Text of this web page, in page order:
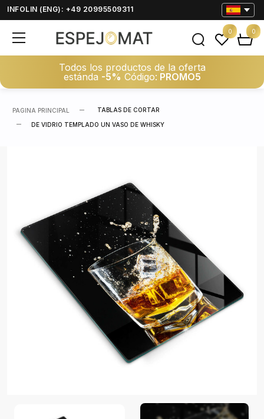
INFOLIN (ENG): +49 20995509311
Todos los productos de la oferta
estánda -5% Código: PROMO5
0 0
PAGINA PRINCIPAL TABLAS DE CORTAR
DE VIDRIO TEMPLADO UN VASO DE WHISKY